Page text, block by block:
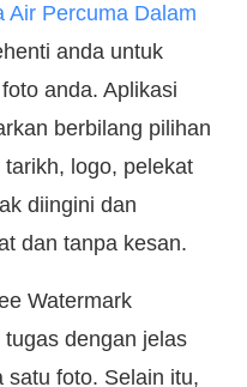
Air Percuma Dalam
anda untuk
anda. Aplikasi
berbilang pilihan
logo, pelekat
diingini dan
dan tanpa kesan.
Watermark
dengan jelas
satu foto. Selain itu,